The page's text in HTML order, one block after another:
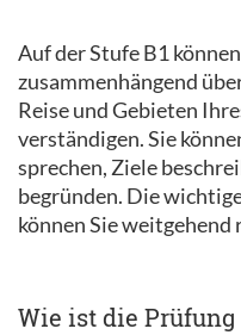
Auf der Stufe B1
zusammenhängend
Reise und Gebieten
verständigen. Sie
sprechen, Ziele
begründen. Die
können Sie
Wie ist die Prüfung